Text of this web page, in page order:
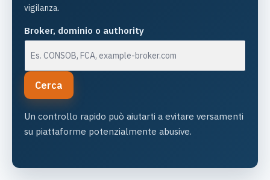
vigilanza.
Broker, dominio o authority
Cerca
Un controllo rapido può aiutarti a evitare versamenti
su piattaforme potenzialmente abusive.